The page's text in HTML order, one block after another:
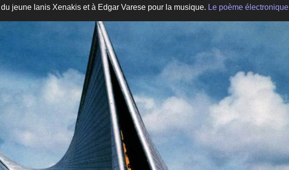
jeune Ianis Xenakis et à Edgar Varese pour la musique. Le poème électronique